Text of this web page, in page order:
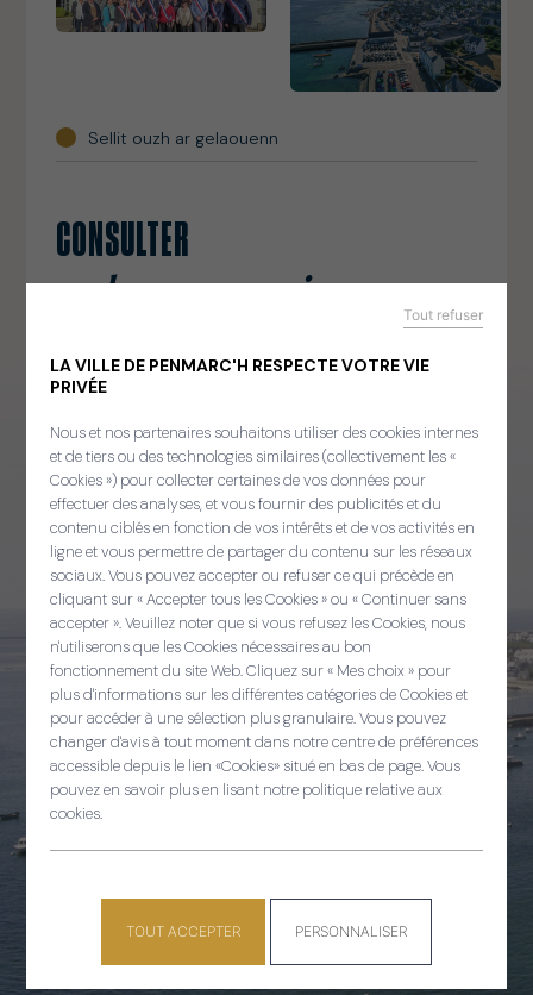
Panneau de gestion des
LA VILLE DE PENMARC'H RESPECTE VOTRE VIE
PRIVÉE
Nous et nos partenaires souhaitons utiliser des cookies internes
et de tiers ou des technologies similaires (collectivement les «
Cookies ») pour collecter certaines de vos données pour
effectuer des analyses, et vous fournir des publicités et du
contenu ciblés en fonction de vos intérêts et de vos activités en
ligne et vous permettre de partager du contenu sur les réseaux
sociaux. Vous pouvez accepter ou refuser ce qui précède en
cliquant sur « Accepter tous les Cookies » ou « Continuer sans
accepter ». Veuillez noter que si vous refusez les Cookies, nous
n'utiliserons que les Cookies nécessaires au bon
fonctionnement du site Web. Cliquez sur « Mes choix » pour
plus d'informations sur les différentes catégories de Cookies et
pour accéder à une sélection plus granulaire. Vous pouvez
changer d'avis à tout moment dans notre centre de préférences
accessible depuis le lien «Cookies» situé en bas de page. Vous
pouvez en savoir plus en lisant notre politique relative aux
cookies.
TOUT ACCEPTER
Tout refuser
PERSONNALISER
Sellit ouzh ar gelaouenn
CONSULTER
le magazine
Retrouvez les actualités de la commune et les
informations pratiques.
Toutes les publications